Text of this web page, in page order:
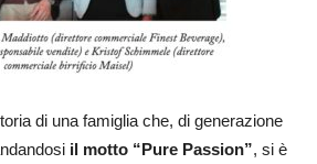
di una famiglia che, di generazione
il motto “Pure Passion”, si è